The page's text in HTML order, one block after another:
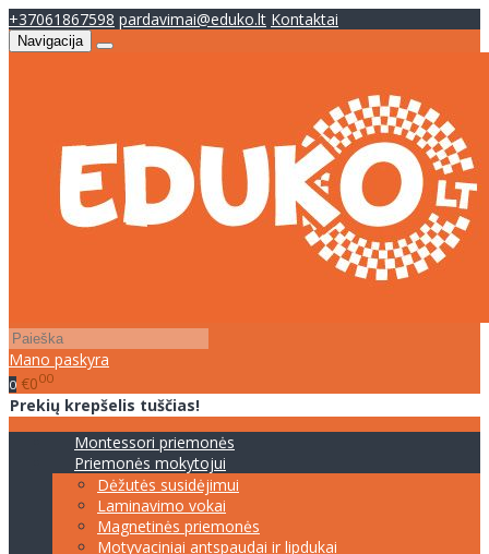
+37061867598 pardavimai@eduko.lt Kontaktai
Navigacija
Mano paskyra
0 €000
Prekių krepšelis tuščias!
Montessori priemonės
Priemonės mokytojui
Dėžutės susidėjimui
Laminavimo vokai
Magnetinės priemonės
Motyvaciniai antspaudai ir lipdukai